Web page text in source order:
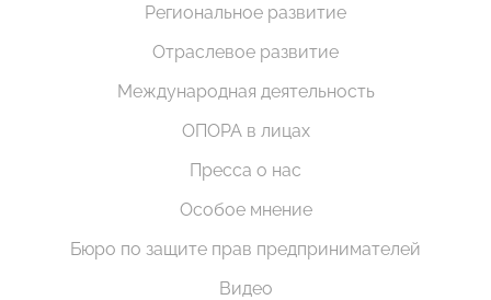
Региональное развитие
Отраслевое развитие
Международная деятельность
ОПОРА в лицах
Пресса о нас
Особое мнение
Бюро по защите прав предпринимателей
Видео